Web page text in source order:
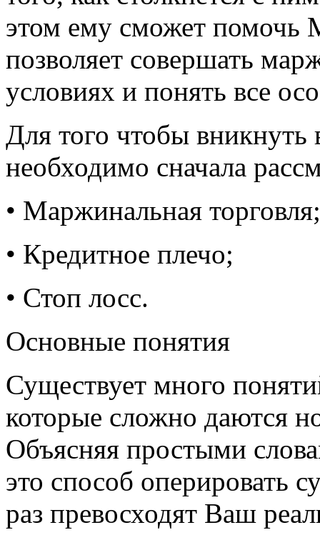
этом ему сможет помочь
позволяет совершать
условиях и понять все
Для того чтобы вникнуть
необходимо сначала
• Маржинальная торговля;
• Кредитное плечо;
• Стоп лосс.
Основные понятия
Существует много
которые сложно даются
Объясняя простыми
это способ оперировать
раз превосходят Ваш